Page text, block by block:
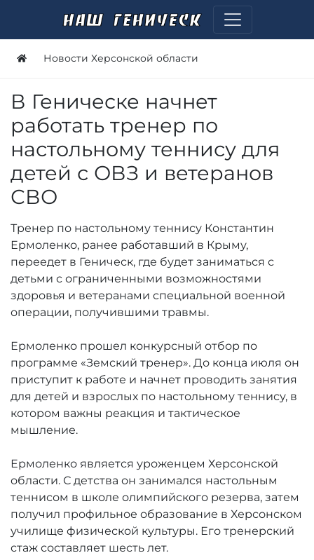
Новости Херсонской области
В Геническе начнет
работать тренер по
настольному теннису для
детей с ОВЗ и ветеранов
СВО
Тренер по настольному теннису Константин
Ермоленко, ранее работавший в Крыму,
переедет в Геническ, где будет заниматься с
детьми с ограниченными возможностями
здоровья и ветеранами специальной военной
операции, получившими травмы.
Ермоленко прошел конкурсный отбор по
программе «Земский тренер». До конца июля он
приступит к работе и начнет проводить занятия
для детей и взрослых по настольному теннису, в
котором важны реакция и тактическое
мышление.
Ермоленко является уроженцем Херсонской
области. С детства он занимался настольным
теннисом в школе олимпийского резерва, затем
получил профильное образование в Херсонском
училище физической культуры. Его тренерский
стаж составляет шесть лет.